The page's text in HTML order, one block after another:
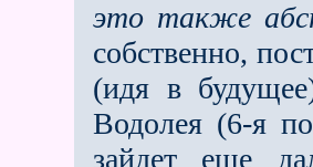
это также
собственно,
(идя в
Водолея (6-я
зайдет еще